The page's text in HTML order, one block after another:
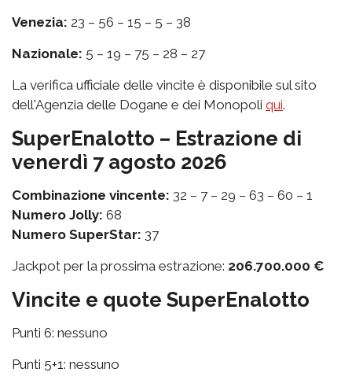
Venezia: 23 – 56 – 15 – 5 – 38
Nazionale: 5 – 19 – 75 – 28 – 27
La verifica ufficiale delle vincite è disponibile sul sito
dell'Agenzia delle Dogane e dei Monopoli qui.
SuperEnalotto – Estrazione di
venerdì 7 agosto 2026
Combinazione vincente: 32 – 7 – 29 – 63 – 60 – 1
Numero Jolly: 68
Numero SuperStar: 37
Jackpot per la prossima estrazione: 206.700.000 €
Vincite e quote SuperEnalotto
Punti 6: nessuno
Punti 5+1: nessuno